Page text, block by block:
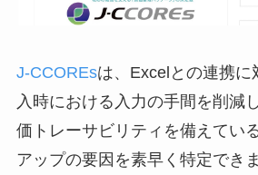
J-CCOREsは、Excelとの連携に
入時における入力の手間を削減
価トレーサビリティを備えてい
アップの要因を素早く特定でき